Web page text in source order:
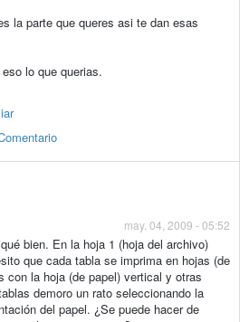
la parte que queres asi te dan esas
lo que querias.
may. 04, 2009 - 05:52
bien. En la hoja 1 (hoja del archivo)
que cada tabla se imprima en hojas (de
con la hoja (de papel) vertical y otras
demoro un rato seleccionando la
del papel. ¿Se puede hacer de